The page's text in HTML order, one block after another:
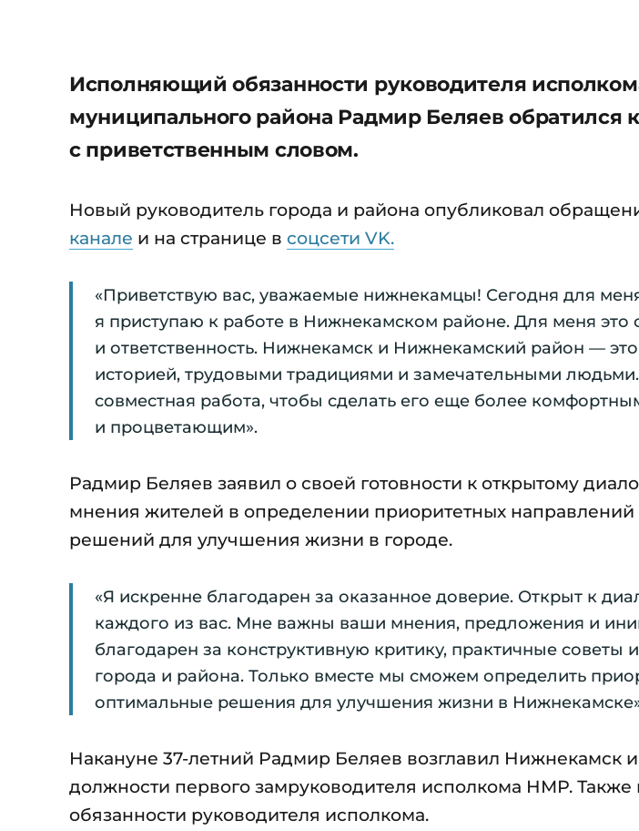
Исполняющий обязанности руководителя
муниципального района Радмир Беляев обратился
с приветственным словом.
Новый руководитель города и района опубликовал
канале и на странице в соцсети VK.
«Приветствую вас, уважаемые нижнекамцы! Сегодня для
я приступаю к работе в Нижнекамском районе. Для меня это
и ответственность. Нижнекамск и Нижнекамский район —
историей, трудовыми традициями и замечательными
совместная работа, чтобы сделать его еще более
и процветающим».
Радмир Беляев заявил о своей готовности к открытому
мнения жителей в определении приоритетных
решений для улучшения жизни в городе.
«Я искренне благодарен за оказанное доверие. Открыт к
каждого из вас. Мне важны ваши мнения, предложения и
благодарен за конструктивную критику, практичные советы
города и района. Только вместе мы сможем определить
оптимальные решения для улучшения жизни в
Накануне 37-летний Радмир Беляев возглавил Нижнекамск
должности первого замруководителя исполкома НМР. Также
обязанности руководителя исполкома.